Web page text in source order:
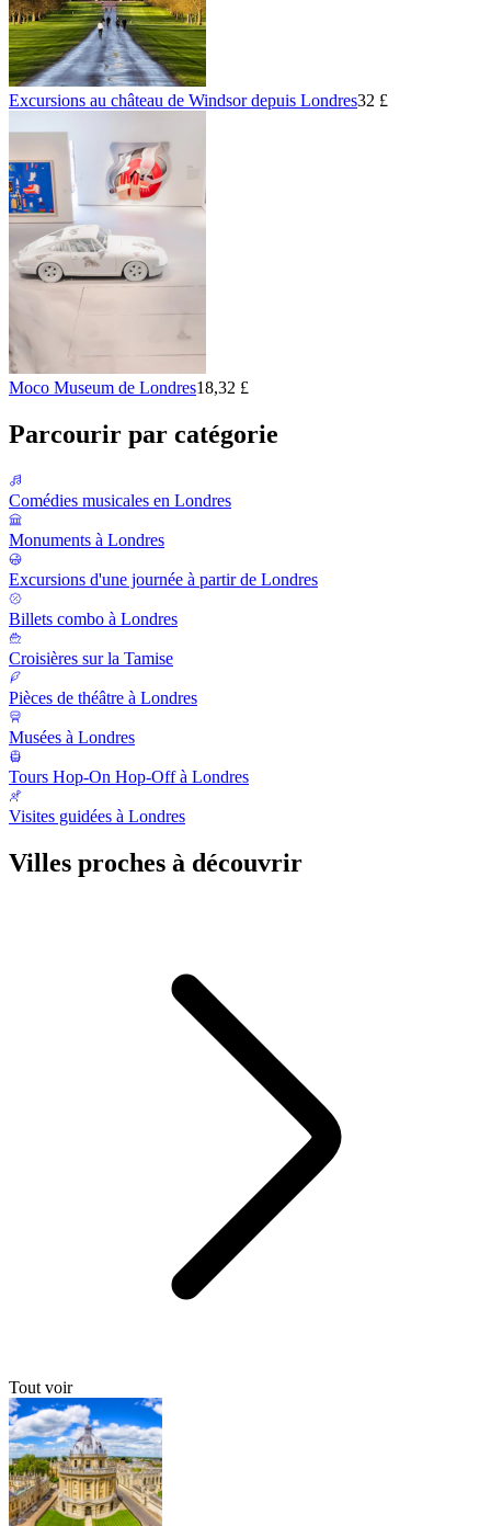
Excursions au château de Windsor depuis Londres32 £
Moco Museum de Londres18,32 £
Parcourir par catégorie
Comédies musicales en Londres
Monuments à Londres
Excursions d'une journée à partir de Londres
Billets combo à Londres
Croisières sur la Tamise
Pièces de théâtre à Londres
Musées à Londres
Tours Hop-On Hop-Off à Londres
Visites guidées à Londres
Villes proches à découvrir
Tout voir